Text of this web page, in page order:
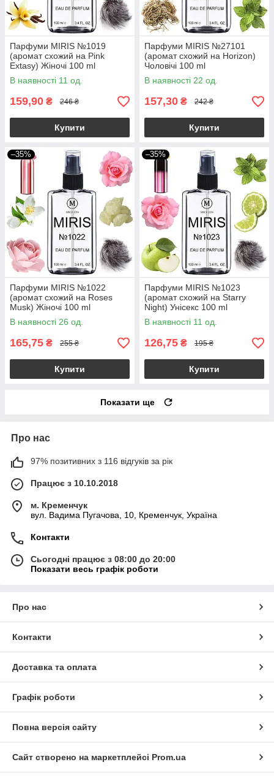
Парфуми MIRIS №1019
(аромат схожий на Pink
Extasy) Жіночі 100 ml
В наявності 11 од.
159,90 ₴ 246 ₴
Купити
Парфуми MIRIS №27101
(аромат схожий на Horizon)
Чоловічі 100 ml
В наявності 22 од.
157,30 ₴ 242 ₴
Купити
–35%
Парфуми MIRIS №1022
(аромат схожий на Roses
Musk) Жіночі 100 ml
В наявності 26 од.
165,75 ₴ 255 ₴
Купити
–35%
Парфуми MIRIS №1023
(аромат схожий на Starry
Night) Унісекс 100 ml
В наявності 11 од.
126,75 ₴ 195 ₴
Купити
Показати ще
Про нас
97% позитивних з 116 відгуків за рік
Працює з 10.10.2018
м. Кременчук
вул. Вадима Пугачова, 10, Кременчук, Україна
Контакти
Сьогодні працює з 08:00 до 20:00
Показати весь графік роботи
Про нас
Контакти
Доставка та оплата
Графік роботи
Повна версія сайту
Сайт створено на маркетплейсі Prom.ua